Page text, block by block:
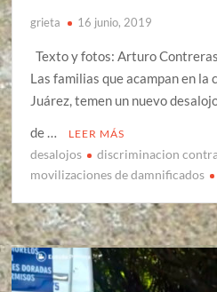
grieta 16 junio, 2019
Texto y fotos: Arturo
Las familias que acampan en la
Juárez, temen un nuevo
de …
LEER MÁS
desalojos
discriminacion
movilizaciones de damnificados